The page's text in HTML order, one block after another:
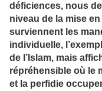
déficiences, nous
niveau de la mise
surviennent les
individuelle,
de l’Islam, mais
répréhensible où le
et la perfidie